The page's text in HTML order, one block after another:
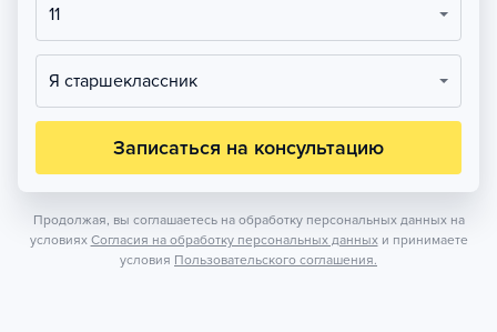
11
Я старшеклассник
Записаться на консультацию
Продолжая, вы соглашаетесь на обработку персональных данных на
условиях Согласия на обработку персональных данных и принимаете
условия Пользовательского соглашения.